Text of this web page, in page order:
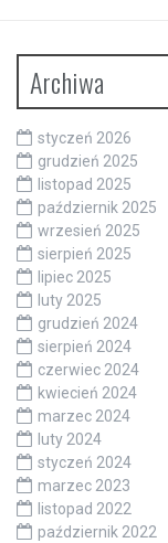
Archiwa
styczeń 2026
grudzień 2025
listopad 2025
październik 2025
wrzesień 2025
sierpień 2025
lipiec 2025
luty 2025
grudzień 2024
sierpień 2024
czerwiec 2024
kwiecień 2024
marzec 2024
luty 2024
styczeń 2024
marzec 2023
listopad 2022
październik 2022